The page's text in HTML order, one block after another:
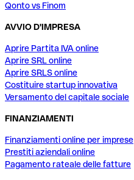
Qonto vs Finom
AVVIO D'IMPRESA
Aprire Partita IVA online
Aprire SRL online
Aprire SRLS online
Costituire startup innovativa
Versamento del capitale sociale
FINANZIAMENTI
Finanziamenti online per imprese
Prestiti aziendali online
Pagamento rateale delle fatture